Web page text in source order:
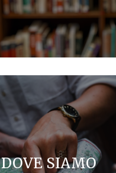
DOVE SIAMO